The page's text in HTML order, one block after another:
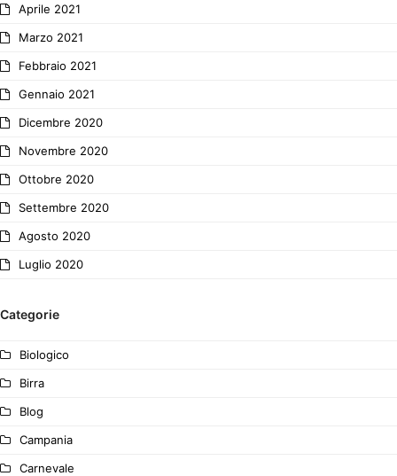
Aprile 2021
Marzo 2021
Febbraio 2021
Gennaio 2021
Dicembre 2020
Novembre 2020
Ottobre 2020
Settembre 2020
Agosto 2020
Luglio 2020
Categorie
Biologico
Birra
Blog
Campania
Carnevale